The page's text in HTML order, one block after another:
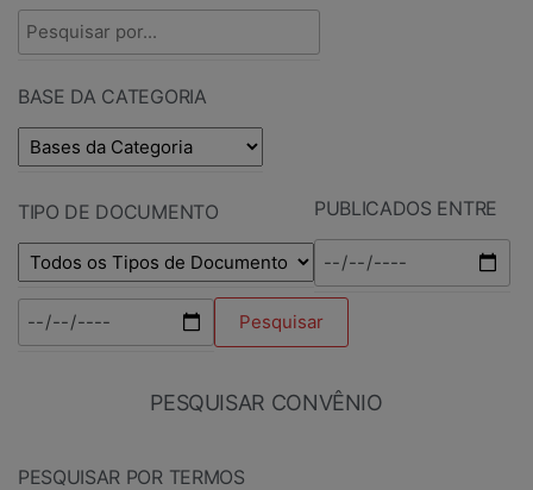
BASE DA CATEGORIA
TIPO DE DOCUMENTO PUBLICADOS ENTRE
PESQUISAR CONVÊNIO
PESQUISAR POR TERMOS